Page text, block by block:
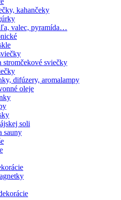
kahančeky
valec, pyramída…
stromčekové sviečky
difúzery, aromalampy
oleje
soli
sauny